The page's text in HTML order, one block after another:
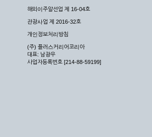
해외이주알선업 제 16-04호
관광사업 제 2016-32호
개인정보처리방침
(주) 플러스커리어코리아
대표: 남광우
사업자등록번호 [214-88-59199]